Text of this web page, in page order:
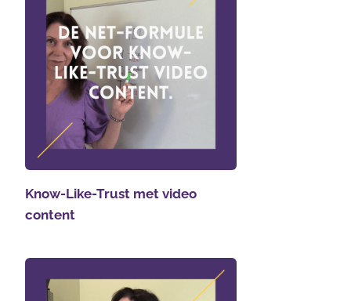
Know-Like-Trust met video
content